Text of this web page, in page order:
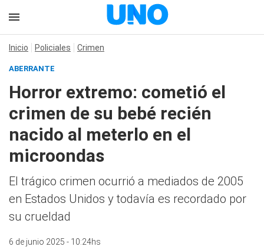
Inicio Policiales Crimen
ABERRANTE
Horror extremo: cometió el
crimen de su bebé recién
nacido al meterlo en el
microondas
El trágico crimen ocurrió a mediados de 2005
en Estados Unidos y todavía es recordado por
su crueldad
6 de junio 2025 - 10:24hs